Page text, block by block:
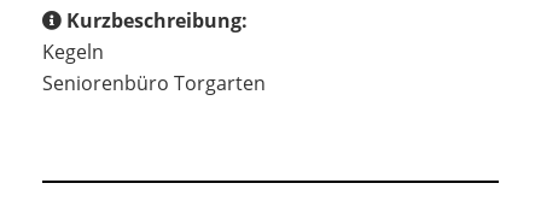
Kurzbeschreibung:
Kegeln
Seniorenbüro Torgarten